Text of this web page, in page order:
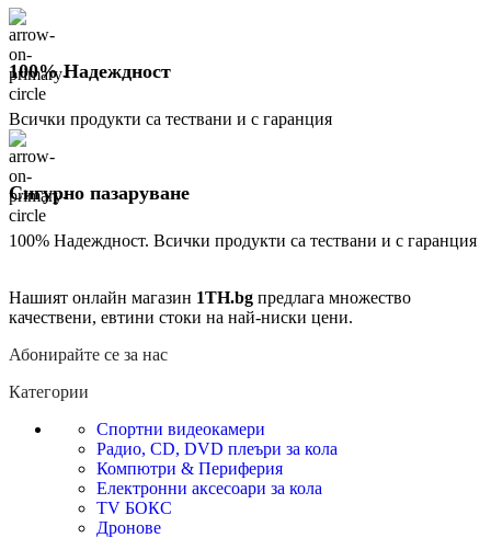
100% Надеждност
Всички продукти са тествани и с гаранция
Сигурно пазаруване
100% Надеждност. Всички продукти са тествани и с гаранция
Нашият онлайн магазин 1TH.bg предлага множество
качествени, евтини стоки на най-ниски цени.
Абонирайте се за нас
Категории
Спортни видеокамери
Радио, CD, DVD плеъри за кола
Компютри & Периферия
Електронни аксесоари за кола
TV БОКС
Дронове